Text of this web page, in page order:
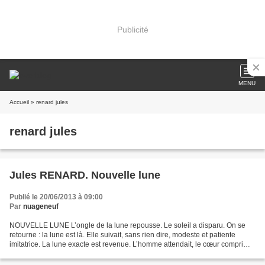
Publicité
MENU
Accueil » renard jules
renard jules
Jules RENARD. Nouvelle lune
Publié le 20/06/2013 à 09:00
Par nuageneuf
NOUVELLE LUNE L’ongle de la lune repousse. Le soleil a disparu. On se
retourne : la lune est là. Elle suivait, sans rien dire, modeste et patiente
imitatrice. La lune exacte est revenue. L’homme attendait, le cœur comprimé